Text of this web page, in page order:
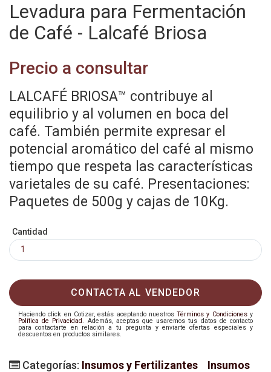
Levadura para Fermentación
de Café - Lalcafé Briosa
Precio a consultar
LALCAFÉ BRIOSA™ contribuye al
equilibrio y al volumen en boca del
café. También permite expresar el
potencial aromático del café al mismo
tiempo que respeta las características
varietales de su café. Presentaciones:
Paquetes de 500g y cajas de 10Kg.
Cantidad
CONTACTA AL VENDEDOR
Haciendo click en Cotizar, estás aceptando nuestrosTérminos y Condicionesy
Política de Privacidad. Además, aceptas que usaremos tus datos de contacto
para contactarte en relación a tu pregunta y enviarte ofertas especiales y
descuentos en productos similares.
Categorías: Insumos y Fertilizantes
Insumos